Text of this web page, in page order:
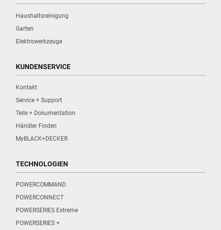
Haushaltsreinigung
Garten
Elektrowerkzeuge
KUNDENSERVICE
Kontakt
Service + Support
Teile + Dokumentation
Händler Finden
MyBLACK+DECKER
TECHNOLOGIEN
POWERCOMMAND
POWERCONNECT
POWERSERIES Extreme
POWERSERIES +